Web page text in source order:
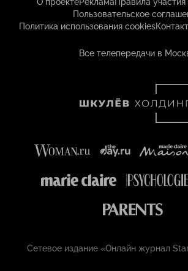
О проектеРекламаПравила участия
Пользовательское
Политика использования cookies
Все телепередачи в
Сетевое издание «Онлайн журнал